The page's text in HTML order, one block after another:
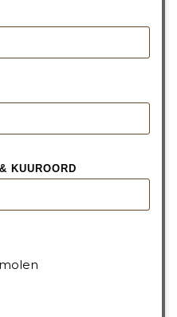
KUUROORD